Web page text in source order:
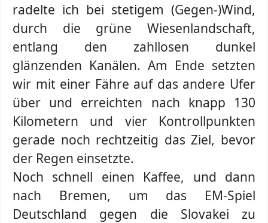
radelte ich bei stetigem (Gegen-)Wind,
durch die grüne Wiesenlandschaft,
entlang den zahllosen dunkel
glänzenden Kanälen. Am Ende setzten
wir mit einer Fähre auf das andere Ufer
über und erreichten nach knapp 130
Kilometern und vier Kontrollpunkten
gerade noch rechtzeitig das Ziel, bevor
der Regen einsetzte.
Noch schnell einen Kaffee, und dann
nach Bremen, um das EM-Spiel
Deutschland gegen die Slovakei zu